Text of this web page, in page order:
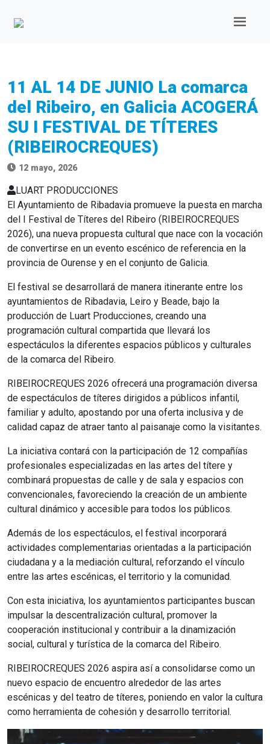
11 AL 14 DE JUNIO La comarca
del Ribeiro, en Galicia ACOGERÁ
SU I FESTIVAL DE TÍTERES
(RIBEIROCREQUES)
12 mayo, 2026
LUART PRODUCCIONES
El Ayuntamiento de Ribadavia promueve la puesta en marcha
del I Festival de Títeres del Ribeiro (RIBEIROCREQUES
2026), una nueva propuesta cultural que nace con la vocación
de convertirse en un evento escénico de referencia en la
provincia de Ourense y en el conjunto de Galicia.
El festival se desarrollará de manera itinerante entre los
ayuntamientos de Ribadavia, Leiro y Beade, bajo la
producción de Luart Producciones, creando una
programación cultural compartida que llevará los
espectáculos la diferentes espacios públicos y culturales
de la comarca del Ribeiro.
RIBEIROCREQUES 2026 ofrecerá una programación diversa
de espectáculos de títeres dirigidos a públicos infantil,
familiar y adulto, apostando por una oferta inclusiva y de
calidad capaz de atraer tanto al paisanaje como la visitantes.
La iniciativa contará con la participación de 12 compañías
profesionales especializadas en las artes del títere y
combinará propuestas de calle y de sala y espacios con
convencionales, favoreciendo la creación de un ambiente
cultural dinámico y accesible para todos los públicos.
Además de los espectáculos, el festival incorporará
actividades complementarias orientadas a la participación
ciudadana y a la mediación cultural, reforzando el vínculo
entre las artes escénicas, el territorio y la comunidad.
Con esta iniciativa, los ayuntamientos participantes buscan
impulsar la descentralización cultural, promover la
cooperación institucional y contribuir a la dinamización
social, cultural y turística de la comarca del Ribeiro.
RIBEIROCREQUES 2026 aspira así a consolidarse como un
nuevo espacio de encuentro alrededor de las artes
escénicas y del teatro de títeres, poniendo en valor la cultura
como herramienta de cohesión y desarrollo territorial.